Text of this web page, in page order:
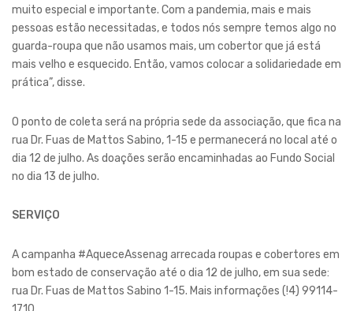
muito especial e importante. Com a pandemia, mais e mais
pessoas estão necessitadas, e todos nós sempre temos algo no
guarda-roupa que não usamos mais, um cobertor que já está
mais velho e esquecido. Então, vamos colocar a solidariedade em
prática”, disse.
O ponto de coleta será na própria sede da associação, que fica na
rua Dr. Fuas de Mattos Sabino, 1-15 e permanecerá no local até o
dia 12 de julho. As doações serão encaminhadas ao Fundo Social
no dia 13 de julho.
SERVIÇO
A campanha #AqueceAssenag arrecada roupas e cobertores em
bom estado de conservação até o dia 12 de julho, em sua sede:
rua Dr. Fuas de Mattos Sabino 1-15. Mais informações (!4) 99114-